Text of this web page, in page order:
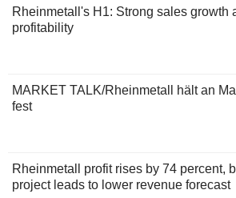
Rheinmetall's H1: Strong sales growth
profitability
MARKET TALK/Rheinmetall hält an
fest
Rheinmetall profit rises by 74 percent,
project leads to lower revenue forecast